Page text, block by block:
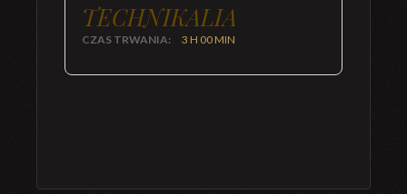
TECHNIKALIA
CZAS TRWANIA: 3 H 00 MIN